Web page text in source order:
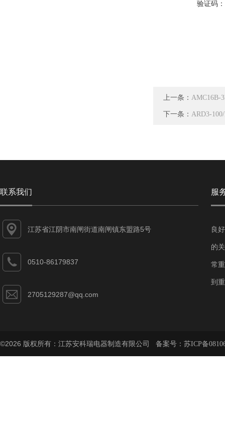
验证码：
上一条： AMC16B-
下一条： ARD3-
联系我们
江苏省江阴市南闸街道南闸镇东盟路5号
0510-86179837
2705129287@qq.com
服
良
的
常
到
©2026 版权所有：江苏安科瑞电器制造有限公司 备案号： 苏ICP备